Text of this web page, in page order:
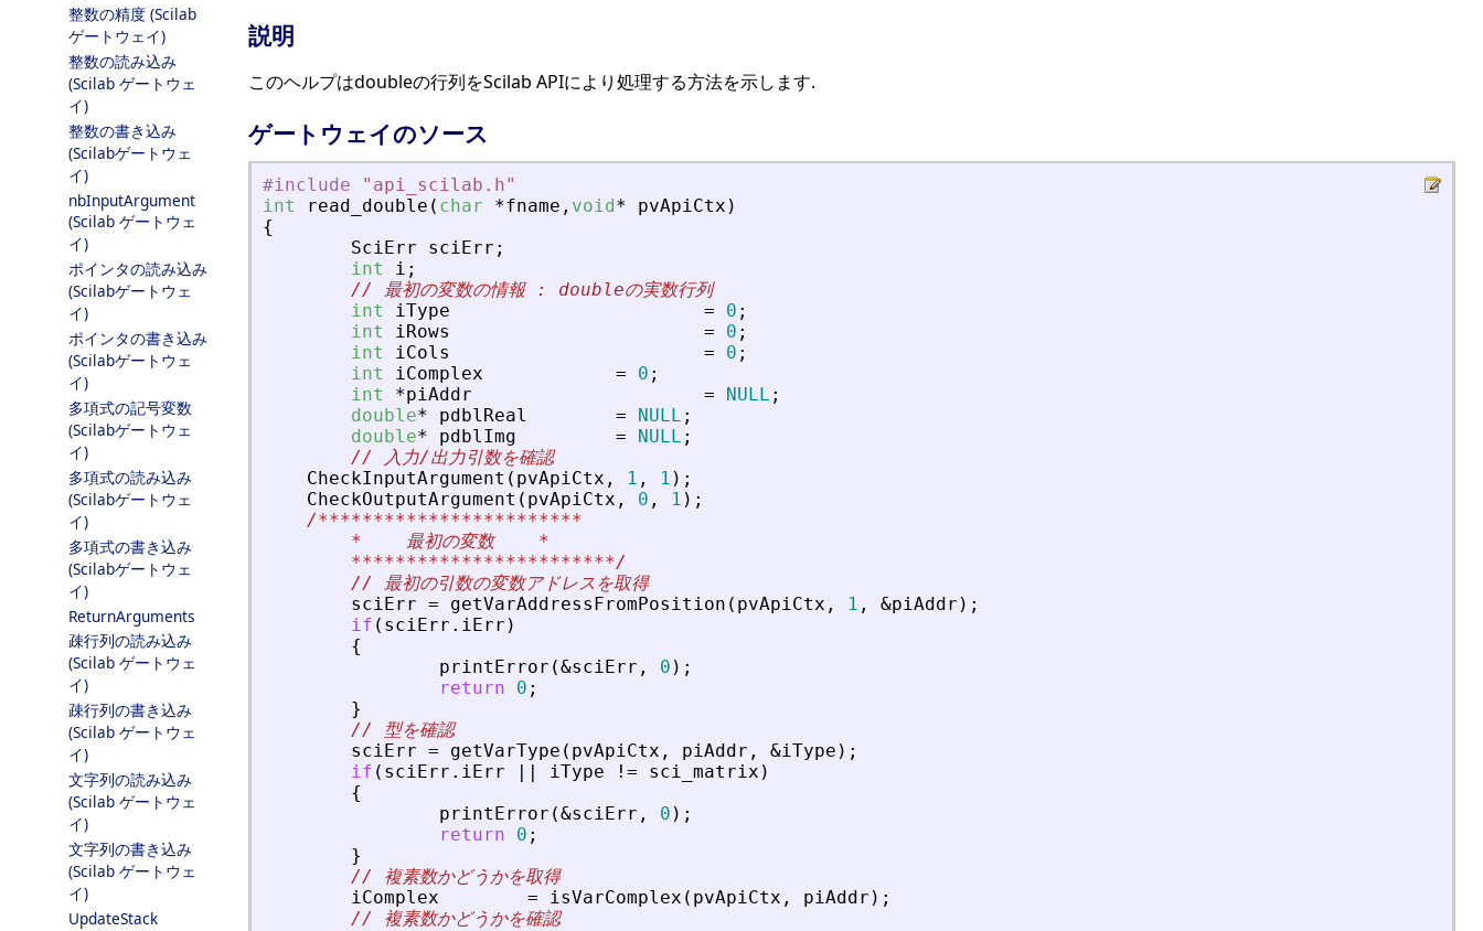
整数の精度 (Scilab
ゲートウェイ)
整数の読み込み
(Scilab ゲートウェ
イ)
整数の書き込み
(Scilabゲートウェ
イ)
nbInputArgument
(Scilab ゲートウェ
イ)
ポインタの読み込み
(Scilabゲートウェ
イ)
ポインタの書き込み
(Scilabゲートウェ
イ)
多項式の記号変数
(Scilabゲートウェ
イ)
多項式の読み込み
(Scilabゲートウェ
イ)
多項式の書き込み
(Scilabゲートウェ
イ)
ReturnArguments
疎行列の読み込み
(Scilab ゲートウェ
イ)
疎行列の書き込み
(Scilab ゲートウェ
イ)
文字列の読み込み
(Scilab ゲートウェ
イ)
文字列の書き込み
(Scilab ゲートウェ
イ)
UpdateStack
説明
このヘルプはdoubleの行列をScilab APIにより処理する方法を示します.
ゲートウェイのソース
#include " api_scilab.h"
int
read_double ( char *fname , void* pvApiCtx )
{
SciErr
sciErr ;
int
i ;
// 最初の変数の情報 : doubleの実数行列
int
iType = 0 ;
int
iRows = 0 ;
int
iCols = 0 ;
int
iComplex = 0 ;
int
*piAddr = NULL ;
double* pdblReal = NULL ;
double* pdblImg = NULL ;
// 入力/出力引数を確認
CheckInputArgument ( pvApiCtx , 1 , 1 ) ;
CheckOutputArgument ( pvApiCtx , 0 , 1 ) ;
/************************
	*    最初の変数
*
************************/
// 最初の引数の変数アドレスを取得
sciErr = getVarAddressFromPosition ( pvApiCtx , 1 , &piAddr ) ;
if ( sciErr . iErr )
{
printError (&sciErr , 0 ) ;
return
0 ;
}
// 型を確認
sciErr = getVarType ( pvApiCtx , piAddr , &iType ) ;
if ( sciErr . iErr | | iType ! = sci_matrix )
{
printError (&sciErr , 0 ) ;
return
0 ;
}
// 複素数かどうかを取得
iComplex
= isVarComplex ( pvApiCtx , piAddr ) ;
// 複素数かどうかを確認